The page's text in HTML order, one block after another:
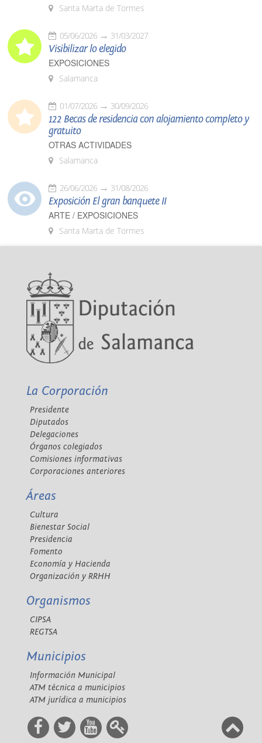
Santa Marta de Tormes
05/06/2026 31/03/2027
Visibilizar lo elegido
EXPOSICIONES
Salamanca
01/07/2026 30/09/2026
122 Becas de residencia con alojamiento completo y
gratuito
OTRAS ACTIVIDADES
Salamanca
26/06/2026 31/08/2026
Exposición El gran banquete II
ARTE / EXPOSICIONES
Santa Marta de Tormes
La Corporación
Presidente
Diputados
Delegaciones
Órganos colegiados
Comisiones informativas
Corporaciones anteriores
Áreas
Cultura
Bienestar Social
Presidencia
Fomento
Economía y Hacienda
Organización y RRHH
Organismos
CIPSA
REGTSA
Municipios
Información Municipal
ATM técnica a municipios
ATM jurídica a municipios